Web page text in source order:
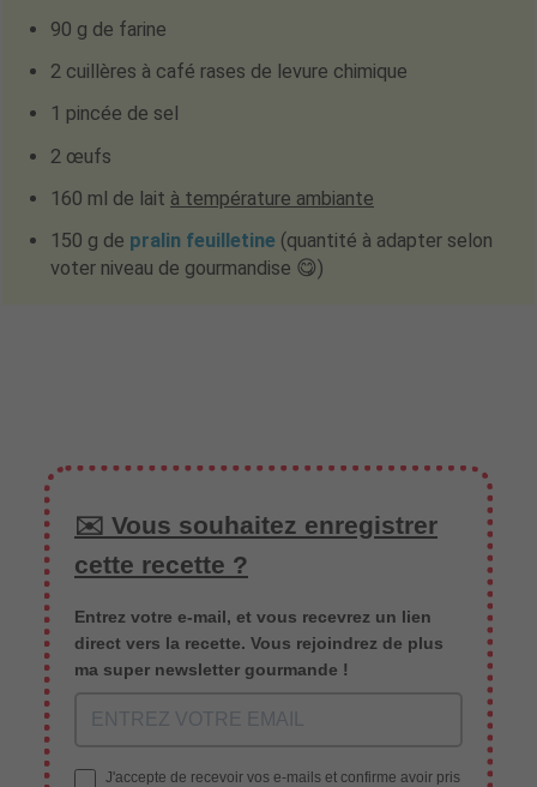
90 g de farine
2 cuillères à café rases de levure chimique
1 pincée de sel
2 œufs
160 ml de lait à température ambiante
150 g de pralin feuilletine (quantité à adapter selon
voter niveau de gourmandise 😋)
✉️ Vous souhaitez enregistrer
cette recette ?
Entrez votre e-mail, et vous recevrez un lien
direct vers la recette. Vous rejoindrez de plus
ma super newsletter gourmande !
J'accepte de recevoir vos e-mails et confirme avoir pris